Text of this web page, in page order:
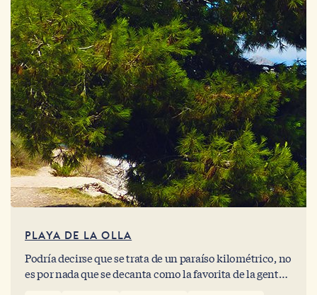
PLAYA DE LA OLLA
Podría decirse que se trata de un paraíso kilométrico, no
es por nada que se decanta como la favorita de la gente